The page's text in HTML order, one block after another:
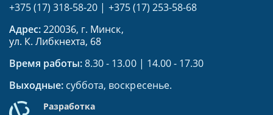
Адрес:220036, г. Минск,
ул. К. Либкнехта, 68
Время работы:8.30 - 13.00 | 14.00 - 17.30
Выходные: суббота, воскресенье.
Разработка
+375 (17) 318-58-20 | +375 (17) 253-58-68